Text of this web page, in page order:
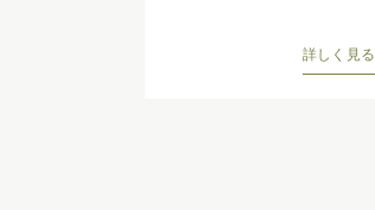
詳しく見る